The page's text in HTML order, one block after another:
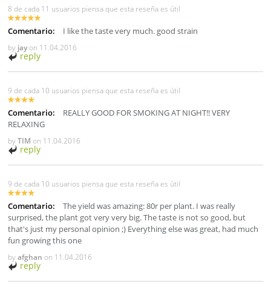
8 de cada 11 usuarios piensa que esta reseña es útil
Comentario: I like the taste very much. good strain
by jayon 11.04.2016
reply
9 de cada 10 usuarios piensa que esta reseña es útil
Comentario:
REALLY GOOD FOR SMOKING AT NIGHT!! VERY
RELAXING
byTIM on 11.04.2016
reply
9 de cada 10 usuarios piensa que esta reseña es útil
Comentario:
The yield was amazing: 80r per plant. I was really
surprised, the plant got very very big. The taste is not so good, but
that's just my personal opinion ;) Everything else was great, had much
fun growing this one
byafghan on 11.04.2016
reply